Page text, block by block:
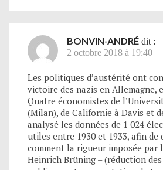
BONVIN-ANDRÉ dit :
2 octobre 2018 à 19:40
Les politiques d’austérité ont
victoire des nazis en Allemagne,
Quatre économistes de
(Milan), de Californie à Davis et
analysé les données de 1 024
utiles entre 1930 et 1933, afin de
comment la rigueur imposée par
Heinrich Brüning – (réduction des